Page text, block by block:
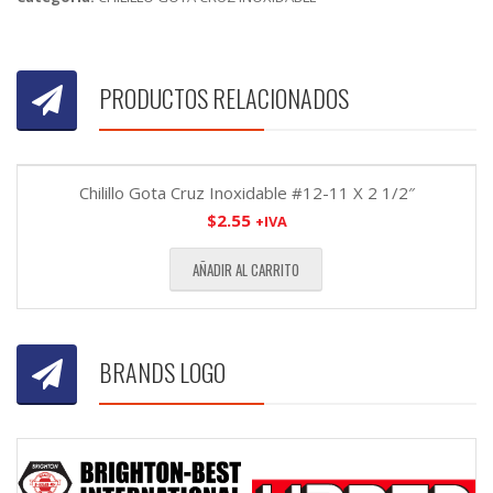
PRODUCTOS RELACIONADOS
Chilillo Gota Cruz Inoxidable #12-11 X 2 1/2″
$2.55 +IVA
AÑADIR AL CARRITO
BRANDS LOGO